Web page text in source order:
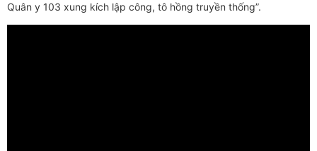
Quân y 103 xung kích lập công, tô hồng truyền thống”.